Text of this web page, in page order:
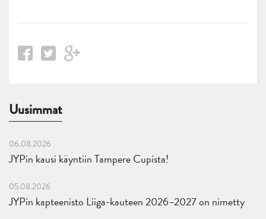
Uusimmat
06.08.2026
JYPin kausi käyntiin Tampere Cupista!
05.08.2026
JYPin kapteenisto Liiga-kauteen 2026–2027 on nimetty